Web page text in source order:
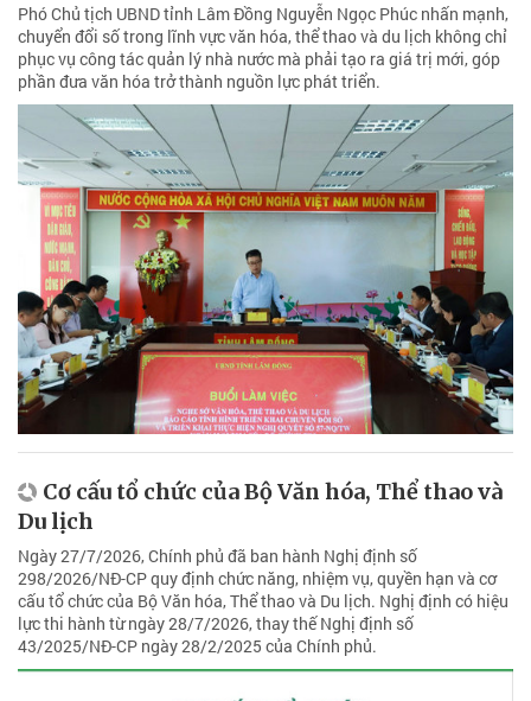
Phó Chủ tịch UBND tỉnh Lâm Đồng Nguyễn Ngọc Phúc nhấn mạnh,
chuyển đổi số trong lĩnh vực văn hóa, thể thao và du lịch không chỉ
phục vụ công tác quản lý nhà nước mà phải tạo ra giá trị mới, góp
phần đưa văn hóa trở thành nguồn lực phát triển.
Cơ cấu tổ chức của Bộ Văn hóa, Thể thao và
Du lịch
Ngày 27/7/2026, Chính phủ đã ban hành Nghị định số
298/2026/NĐ-CP quy định chức năng, nhiệm vụ, quyền hạn và cơ
cấu tổ chức của Bộ Văn hóa, Thể thao và Du lịch. Nghị định có hiệu
lực thi hành từ ngày 28/7/2026, thay thế Nghị định số
43/2025/NĐ-CP ngày 28/2/2025 của Chính phủ.